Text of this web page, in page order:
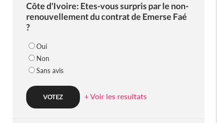
Côte d'Ivoire: Etes-vous surpris par le non-
renouvellement du contrat de Emerse Faé
?
Oui
Non
Sans avis
+ Voir les resultats